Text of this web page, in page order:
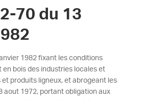
70 du 13
1982 fixant les conditions
en bois des industries locales et
et produits ligneux, et abrogeant les
aout 1972, portant obligation aux